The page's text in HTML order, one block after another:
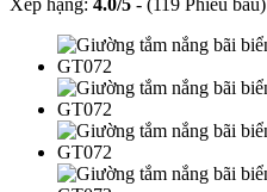
Xếp hạng: 4.0/5 - (119 Phiếu bầu)